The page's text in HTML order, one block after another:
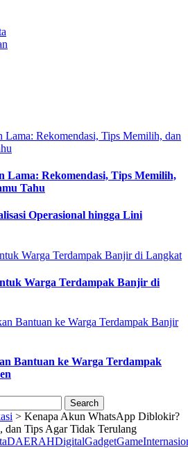
Lama: Rekomendasi, Tips Memilih,
Tahu
Operasional hingga Lini
Warga Terdampak Banjir di
Bantuan ke Warga Terdampak
> Kenapa Akun WhatsApp Diblokir?
dan Tips Agar Tidak Terulang
DAERAHDigitalGadgetGame